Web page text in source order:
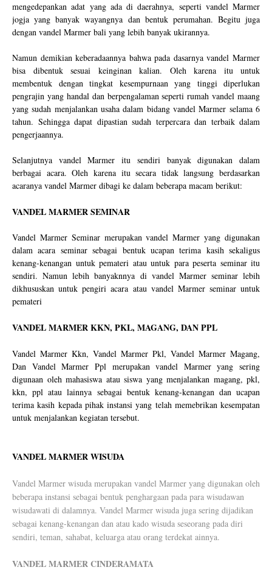
mengedepankan adat yang ada di daerahnya, seperti vandel Marmer
jogja yang banyak wayangnya dan bentuk perumahan. Begitu juga
dengan vandel Marmer bali yang lebih banyak ukirannya.
Namun demikian keberadaannya bahwa pada dasarnya vandel Marmer
bisa dibentuk sesuai keinginan kalian. Oleh karena itu untuk
membentuk dengan tingkat kesempurnaan yang tinggi diperlukan
pengrajin yang handal dan berpengalaman seperti rumah vandel maang
yang sudah menjalankan usaha dalam bidang vandel Marmer selama 6
tahun. Sehingga dapat dipastian sudah terpercara dan terbaik dalam
pengerjaannya.
Selanjutnya vandel Marmer itu sendiri banyak digunakan dalam
berbagai acara. Oleh karena itu secara tidak langsung berdasarkan
acaranya vandel Marmer dibagi ke dalam beberapa macam berikut:
VANDEL MARMER SEMINAR
Vandel Marmer Seminar merupakan vandel Marmer yang digunakan
dalam acara seminar sebagai bentuk ucapan terima kasih sekaligus
kenang-kenangan untuk pemateri atau untuk para peserta seminar itu
sendiri. Namun lebih banyaknnya di vandel Marmer seminar lebih
dikhususkan untuk pengiri acara atau vandel Marmer seminar untuk
pemateri
VANDEL MARMER KKN, PKL, MAGANG, DAN PPL
Vandel Marmer Kkn, Vandel Marmer Pkl, Vandel Marmer Magang,
Dan Vandel Marmer Ppl merupakan vandel Marmer yang sering
digunaan oleh mahasiswa atau siswa yang menjalankan magang, pkl,
kkn, ppl atau lainnya sebagai bentuk kenang-kenangan dan ucapan
terima kasih kepada pihak instansi yang telah memebrikan kesempatan
untuk menjalankan kegiatan tersebut.
VANDEL MARMER WISUDA
Vandel Marmer wisuda merupakan vandel Marmer yang digunakan oleh
beberapa instansi sebagai bentuk penghargaan pada para wisudawan
wisudawati di dalamnya. Vandel Marmer wisuda juga sering dijadikan
sebagai kenang-kenangan dan atau kado wisuda seseorang pada diri
sendiri, teman, sahabat, keluarga atau orang terdekat ainnya.
VANDEL MARMER CINDERAMATA